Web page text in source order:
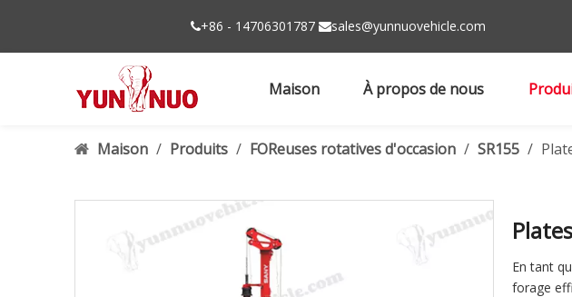
+86 - 14706301787 sales@yunnuovehicle.com
Maison À propos de nous
Maison / Produits / FOReuses rotatives d'occasion / SR155 /
En tant
forage